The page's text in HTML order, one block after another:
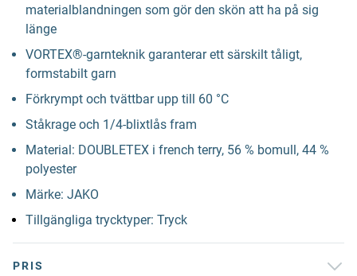
materialblandningen som gör den skön att ha på sig
länge
VORTEX®-garnteknik garanterar ett särskilt tåligt,
formstabilt garn
Förkrympt och tvättbar upp till 60 °C
Ståkrage och 1/4-blixtlås fram
Material: DOUBLETEX i french terry, 56 % bomull, 44 %
polyester
Märke: JAKO
Tillgängliga trycktyper: Tryck
PRIS